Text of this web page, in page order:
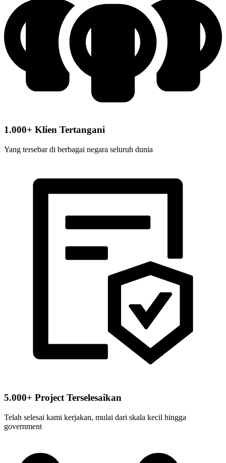
1.000+ Klien Tertangani
Yang tersebar di berbagai negara seluruh dunia
5.000+ Project Terselesaikan
Telah selesai kami kerjakan, mulai dari skala kecil hingga
government